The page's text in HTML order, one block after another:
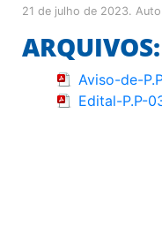
21 de julho de 2023.
ARQUIVOS:
Aviso-de-
Edital-P.P-